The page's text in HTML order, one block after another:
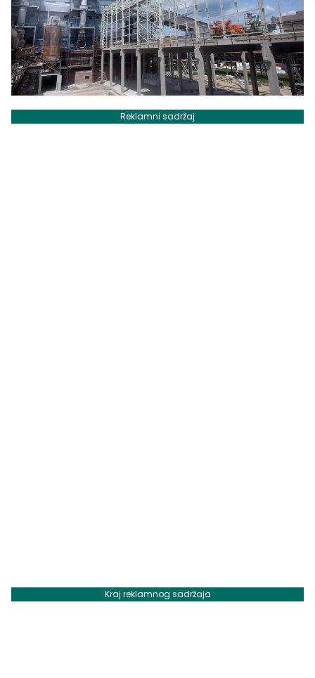
Reklamni sadržaj
Kraj reklamnog sadržaja